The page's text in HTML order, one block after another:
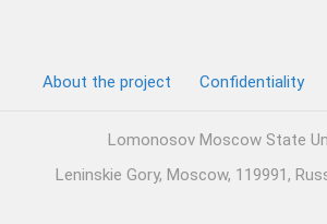
About the project Confidentiality
Lomonosov Moscow State
Leninskie Gory, Moscow, 119991,